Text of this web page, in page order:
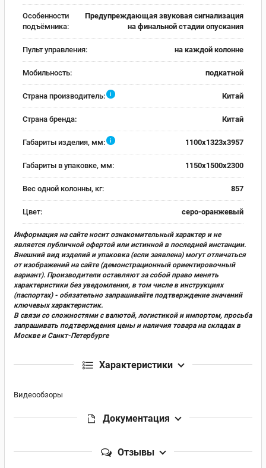
Особенности
подъёмника:
Предупреждающая звуковая сигнализация
на финальной стадии опускания
Пульт управления: на каждой колонне
Мобильность: подкатной
Страна производитель: i Китай
Страна бренда: Китай
Габариты изделия, мм: i 1100х1323х3957
Габариты в упаковке, мм: 1150х1500х2300
Вес одной колонны, кг: 857
Цвет: серо-оранжевый
Информация на сайте носит ознакомительный характер и не
является публичной офертой или истинной в последней инстанции.
Внешний вид изделий и упаковка (если заявлена) могут отличаться
от изображений на сайте (демонстрационный ориентировочный
вариант). Производители оставляют за собой право менять
характеристики без уведомления, в том числе в инструкциях
(паспортах) - обязательно запрашивайте подтверждение значений
ключевых характеристик.
В связи со сложностями с валютой, логистикой и импортом, просьба
запрашивать подтверждения цены и наличия товара на складах в
Москве и Санкт-Петербурге
Характеристики
Видеообзоры
Документация
Отзывы